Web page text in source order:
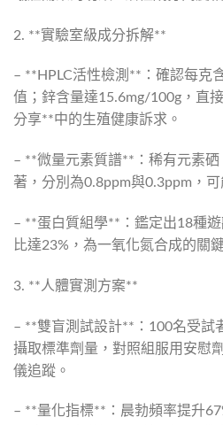
2. **實驗室級成分拆解**
– **HPLC活性檢測**：確認每克
值；鋅含量達15.6mg/100g，直
分享**中的生殖健康訴求。
– **微量元素質譜**：稀有元素硒
著，分別為0.8ppm與0.3ppm，
– **蛋白質組學**：鑑定出18種
比達23%，為一氧化氮合成的關
3. **人體實測方案**
– **雙盲測試設計**：100名受試
攝取標準劑量，對照組服用安慰
儀追蹤。
– **量化指標**：晨勃頻率提升